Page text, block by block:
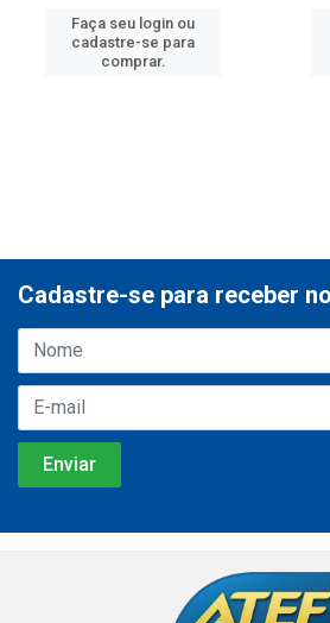
Faça seu login ou
cadastre-se para
comprar.
Cadastre-se para receber